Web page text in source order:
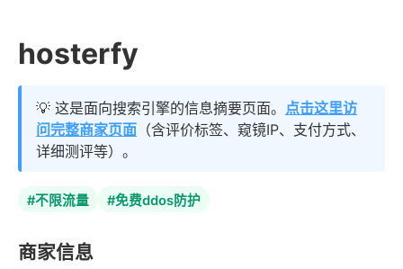
hosterfy
💡 这是面向搜索引擎的信息摘要页面。 点击这里访
问完整商家页面 （含评价标签、窥镜IP、支付方式、
详细测评等）。
#不限流量 #免费ddos防护
商家信息